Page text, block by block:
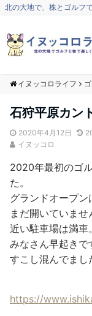
北の大地で、株とゴルフ
イヌッコロライフ
石狩平原カン
2020年4月12日
イヌッコロ
2020年最初のゴ
た。
グランドオープ
まだ開いていま
近い駐車場は満車。
みなさん早起きで
すこし混んでまし
https://